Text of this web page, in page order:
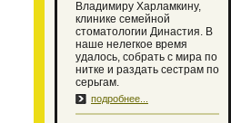
Владимиру Харламкину,
клинике семейной
стоматологии Династия. В
наше нелегкое время
удалось, собрать с мира по
нитке и раздать сестрам по
серьгам.
подробнее...